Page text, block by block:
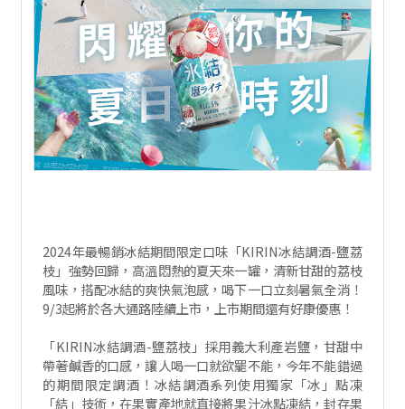
2024年最暢銷冰結期間限定口味「KIRIN冰結調酒-鹽荔
枝」強勢回歸，高溫悶熱的夏天來一罐，清新甘甜的荔枝
風味，搭配冰結的爽快氣泡感，喝下一口立刻暑氣全消！
9/3起將於各大通路陸續上市，上市期間還有好康優惠！
「KIRIN冰結調酒-鹽荔枝」採用義大利產岩鹽，甘甜中
帶著鹹香的口感，讓人喝一口就欲罷不能，今年不能錯過
的期間限定調酒！冰結調酒系列使用獨家「冰」點凍
「結」技術，在果實產地就直接將果汁冰點凍結，封存果